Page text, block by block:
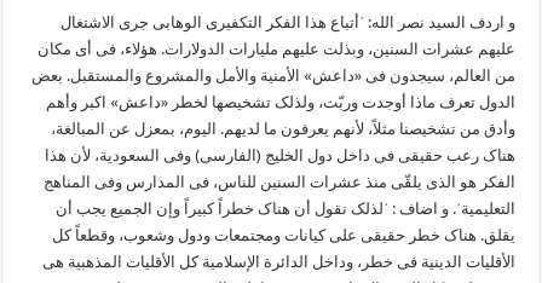
و اردف السید نصر الله: ˈأتباع هذا الفکر التکفیری الوهابی جری الاشتغال
علیهم عشرات السنین، وبذلت علیهم ملیارات الدولارات. هؤلاء، فی أی مکان
من العالم، سیجدون فی «داعش» الأمنیة والأمل والمشروع والمستقبل. بعض
الدول تعرف ماذا أوجدت وربّت، ولذلک تشخیصها لخطر «داعش» اکبر وأهم
وأدق من تشخیصنا مثلاً، لأنهم یعرفون ما لدیهم. الیوم، بمعزل عن المبالغة،
هناک رعب حقیقی فی داخل دول الخلیج (الفارسی) وفی السعودیة، لأن هذا
الفکر هو الذی یلقّی منذ عشرات السنین للناس، فی المدارس وفی المناهج
التعلیمیةˈ. و اضاف : ˈلذلک نقول أن هناک خطراً کبیراً وإن الجمیع یجب أن
یقلق. هناک خطر حقیقی علی کیانات ومجتمعات ودول وشعوب، وقطعاً کل
الأقلیات الدینیة فی خطر، وداخل الدائرة الإسلامیة کل الأقلیات المذهبیة هی